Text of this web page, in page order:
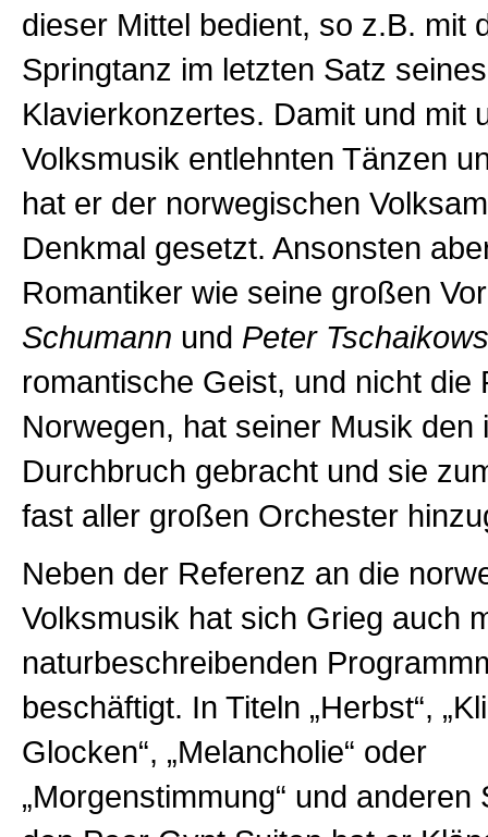
dieser Mittel bedient, so z.B. mit
Springtanz im letzten Satz seines
Klavierkonzertes. Damit und mit
Volksmusik entlehnten Tänzen
hat er der norwegischen
Denkmal gesetzt. Ansonsten
Romantiker wie seine großen
Schumann und Peter
romantische Geist, und nicht die
Norwegen, hat seiner Musik den
Durchbruch gebracht und sie
fast aller großen Orchester
Neben der Referenz an die
Volksmusik hat sich Grieg auch
naturbeschreibenden
beschäftigt. In Titeln „Herbst“,
Glocken“, „Melancholie“ oder
„Morgenstimmung“ und anderen